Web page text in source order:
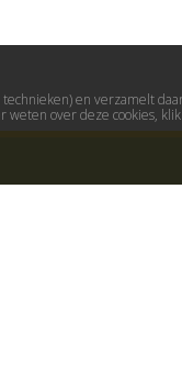
en verzamelt
over deze cookies,